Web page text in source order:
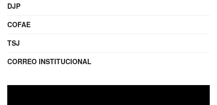
DJP
COFAE
TSJ
CORREO INSTITUCIONAL